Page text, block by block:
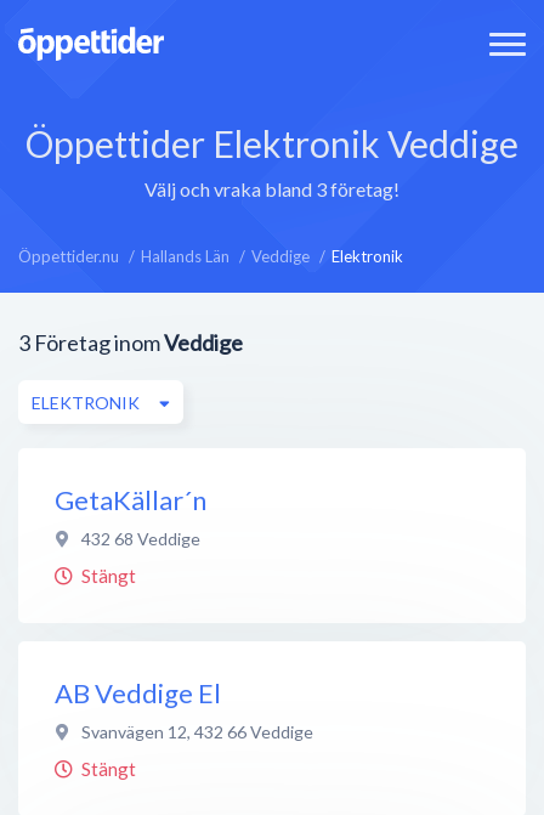
Öppettider Elektronik Veddige
Välj och vraka bland 3 företag!
Öppettider.nu Hallands Län Veddige Elektronik
3 Företag inomVeddige
ELEKTRONIK
GetaKällar´n
432 68 Veddige
Stängt
AB Veddige El
Svanvägen 12, 432 66Veddige
Stängt